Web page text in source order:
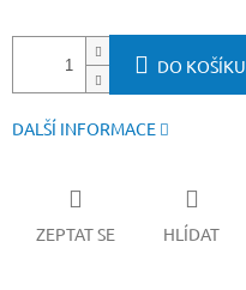
DO KOŠÍKU
DALŠÍ INFORMACE
ZEPTAT SE HLÍDAT